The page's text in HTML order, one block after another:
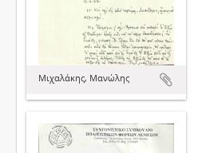
Μιχαλάκης, Μανώλης